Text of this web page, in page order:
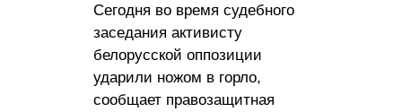
Сегодня во время судебного
заседания активисту
белорусской оппозиции
ударили ножом в горло,
сообщает правозащитная